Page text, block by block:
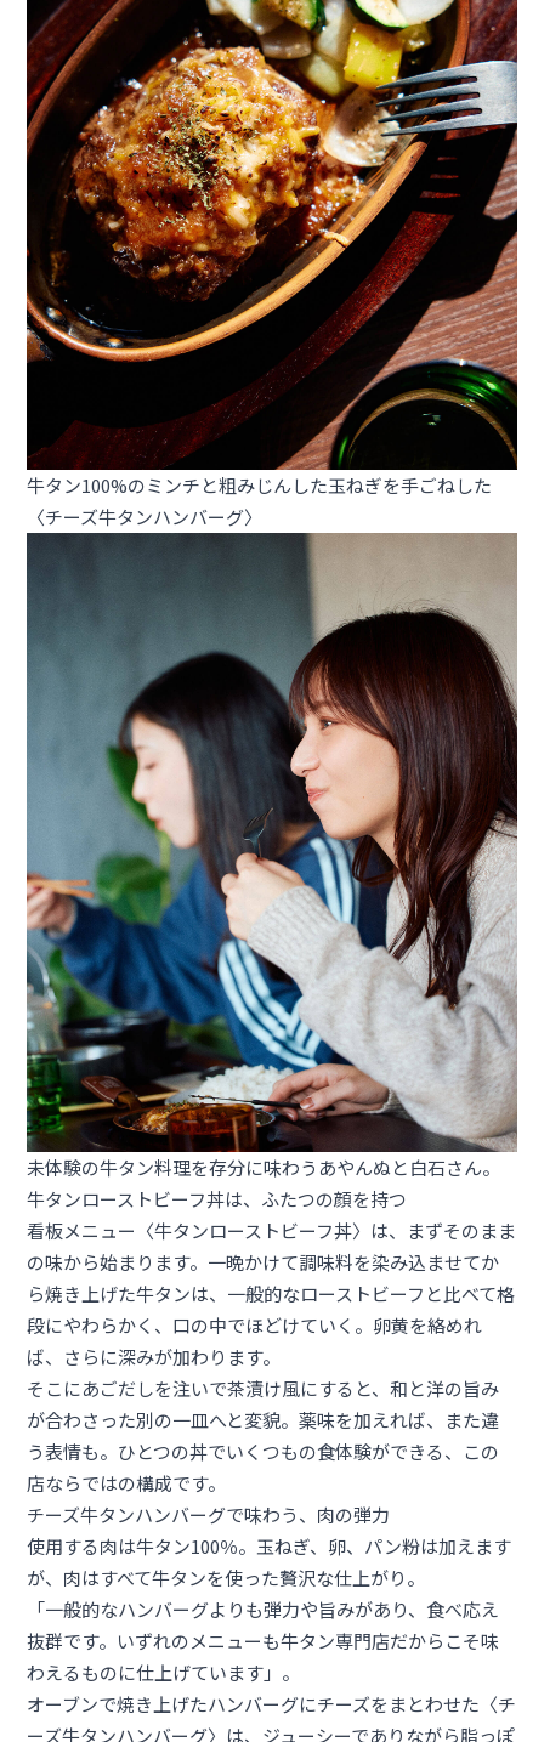
牛タン100%のミンチと粗みじんした玉ねぎを手ごねした
〈チーズ牛タンハンバーグ〉
未体験の牛タン料理を存分に味わうあやんぬと白石さん。
牛タンローストビーフ丼は、ふたつの顔を持つ
看板メニュー〈牛タンローストビーフ丼〉は、まずそのまま
の味から始まります。一晩かけて調味料を染み込ませてか
ら焼き上げた牛タンは、一般的なローストビーフと比べて格
段にやわらかく、口の中でほどけていく。卵黄を絡めれ
ば、さらに深みが加わります。
そこにあごだしを注いで茶漬け風にすると、和と洋の旨み
が合わさった別の一皿へと変貌。薬味を加えれば、また違
う表情も。ひとつの丼でいくつもの食体験ができる、この
店ならではの構成です。
チーズ牛タンハンバーグで味わう、肉の弾力
使用する肉は牛タン100％。玉ねぎ、卵、パン粉は加えます
が、肉はすべて牛タンを使った贅沢な仕上がり。
「一般的なハンバーグよりも弾力や旨みがあり、食べ応え
抜群です。いずれのメニューも牛タン専門店だからこそ味
わえるものに仕上げています」。
オーブンで焼き上げたハンバーグにチーズをまとわせた〈チ
ーズ牛タンハンバーグ〉は、ジューシーでありながら脂っぽ